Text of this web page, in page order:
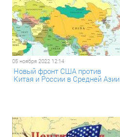
05 ноября 2022 12:14
Новый фронт США против
Китая и России в Средней Азии